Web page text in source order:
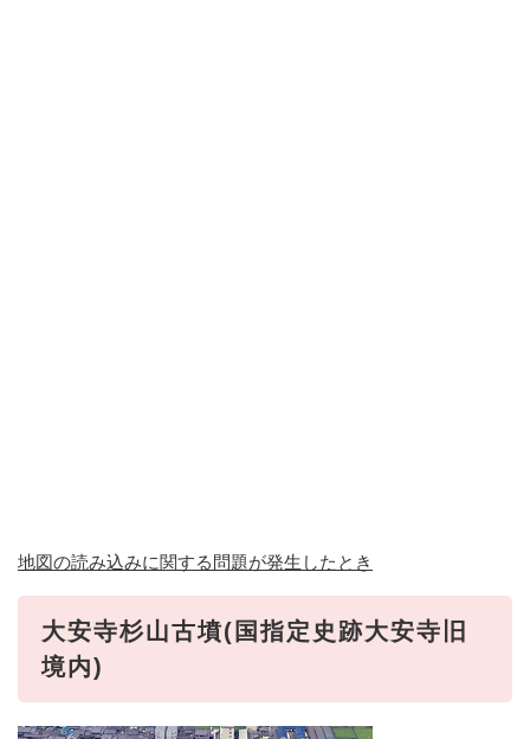
地図の読み込みに関する問題が発生したとき
大安寺杉山古墳(国指定史跡大安寺旧
境内)